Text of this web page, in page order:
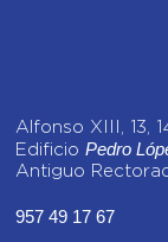
Alfonso XIII, 13,
Edificio Pedro
Antiguo
957 49 17 67